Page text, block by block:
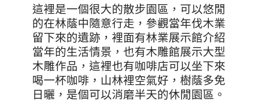
這裡是一個很大的散步園區，可以悠閒
的在林蔭中隨意行走，參觀當年伐木業
留下來的遺跡，裡面有林業展示館介紹
當年的生活情景，也有木雕館展示大型
木雕作品，這裡也有咖啡店可以坐下來
喝一杯咖啡，山林裡空氣好，樹蔭多免
日曬，是個可以消磨半天的休閒園區。